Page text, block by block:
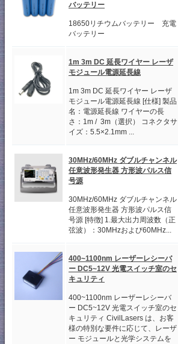
バッテリー
18650リチウムバッテリー 充電
バッテリー
1m 3m DC 延長ワイヤー レーザ
モジュール電源延長線
1m 3m DC 延長ワイヤー レーザ
モジュール電源延長線 [仕様] 製品
名：電源延長線 ワイヤーの長
さ：1m / 3m（選択） コネクタサ
イズ：5.5×2.1mm ...
30MHz/60MHz ダブルチャンネル
任意波形発生器 方形波パルス信
号源
30MHz/60MHz ダブルチャンネル
任意波形発生器 方形波パルス信
号源 [特徴] 1.最大出力周波数（正
弦波）：30MHzおよび60MHz...
400~1100nm レーザーレシーバ
ー DC5~12V 光電スイッチ室のセ
キュリティ
400~1100nm レーザーレシーバ
ー DC5~12V 光電スイッチ室のセ
キュリティ CivilLasers は、お客
様の特別な要件に応じて、レーザ
ー モジュールと光学システムを